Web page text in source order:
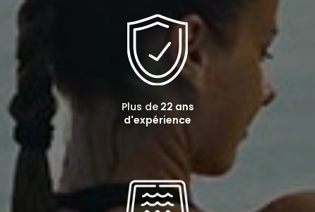
Plus de22 ans
d'expérience